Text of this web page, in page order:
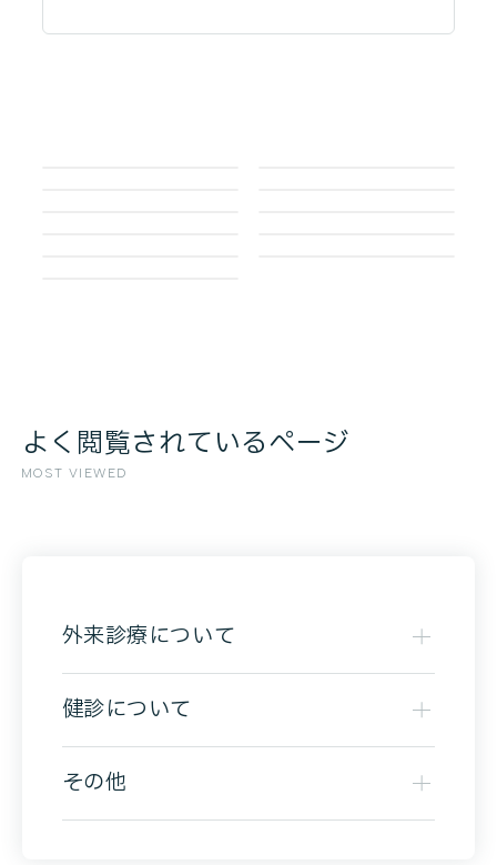
よく閲覧されているページ
MOST VIEWED
外来診療について
健診について
その他